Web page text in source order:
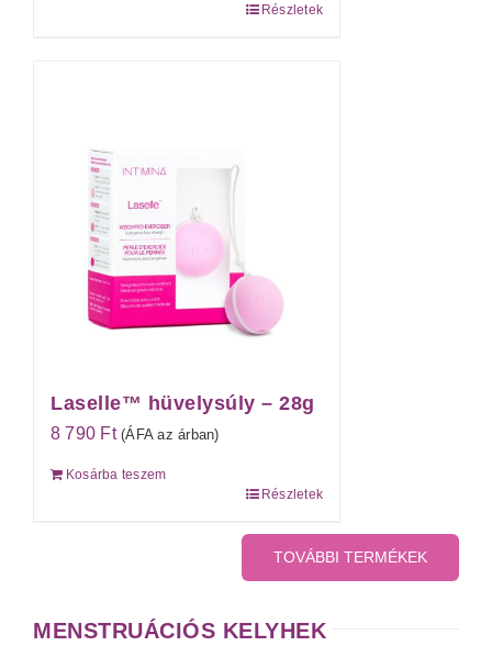
Részletek
Laselle™ hüvelysúly – 28g
8 790 Ft (ÁFA az árban)
Kosárba teszem
Részletek
TOVÁBBI TERMÉKEK
MENSTRUÁCIÓS KELYHEK